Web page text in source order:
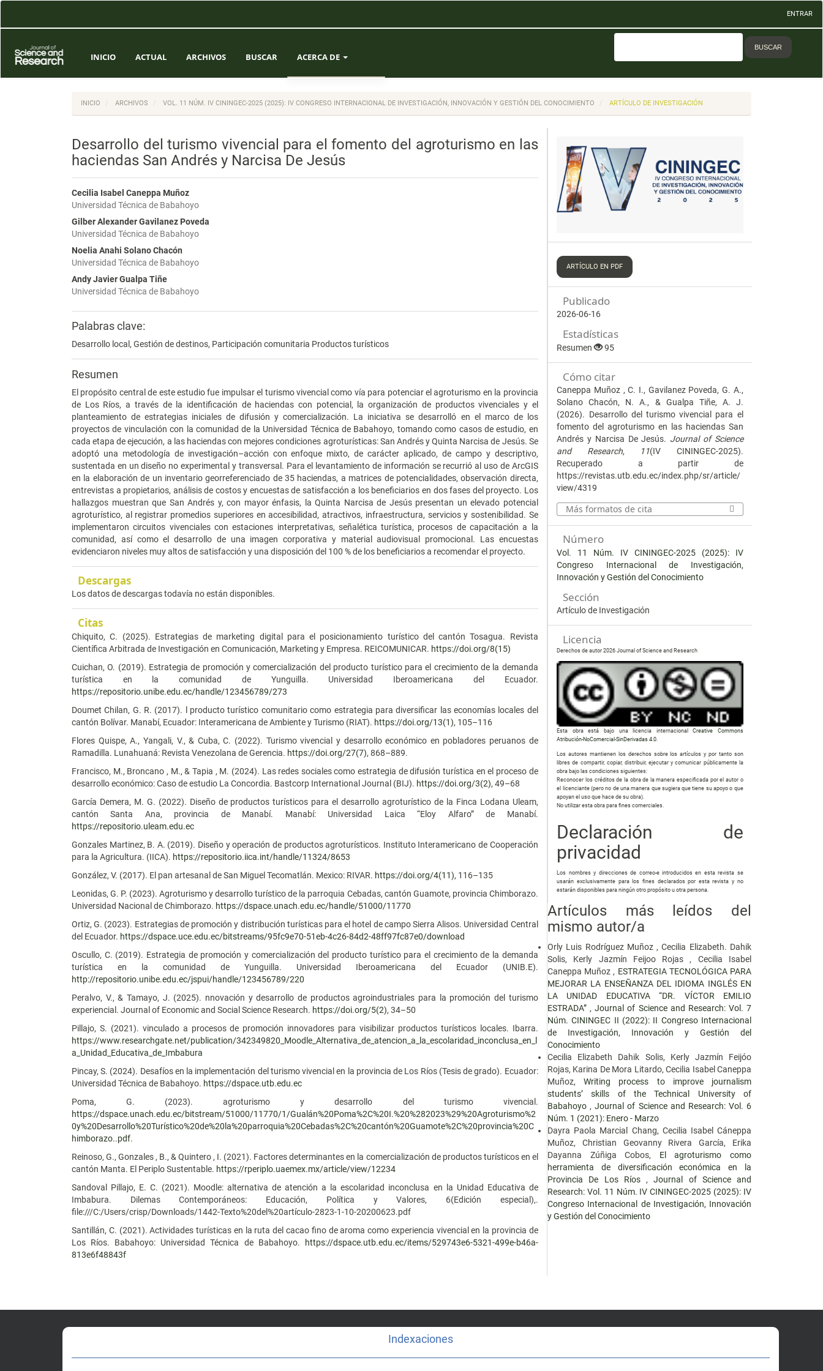
Contenido
Barra
lateral
ENTRAR
INICIO ACTUAL ARCHIVOS BUSCAR ACERCA DE
EQUIPO EDITORIAL
BUSCAR
INICIO ARCHIVOS VOL. 11 NÚM. IV CININGEC-2025 (2025): IV CONGRESO INTERNACIONAL DE INVESTIGACIÓN, INNOVACIÓN Y GESTIÓN DEL CONOCIMIENTO ARTÍCULO DE INVESTIGACIÓN
Desarrollo del turismo vivencial para el fomento del agroturismo en las
haciendas San Andrés y Narcisa De Jesús
Cecilia Isabel Caneppa Muñoz
Universidad Técnica de Babahoyo
Gilber Alexander Gavilanez Poveda
Universidad Técnica de Babahoyo
Noelia Anahi Solano Chacón
Universidad Técnica de Babahoyo
Andy Javier Gualpa Tiñe
Universidad Técnica de Babahoyo
Palabras clave:
Desarrollo local, Gestión de destinos, Participación comunitaria Productos turísticos
Resumen
El propósito central de este estudio fue impulsar el turismo vivencial como vía para potenciar el agroturismo en la provincia
de Los Ríos, a través de la identificación de haciendas con potencial, la organización de productos vivenciales y el
planteamiento de estrategias iniciales de difusión y comercialización. La iniciativa se desarrolló en el marco de los
proyectos de vinculación con la comunidad de la Universidad Técnica de Babahoyo, tomando como casos de estudio, en
cada etapa de ejecución, a las haciendas con mejores condiciones agroturísticas: San Andrés y Quinta Narcisa de Jesús. Se
adoptó una metodología de investigación–acción con enfoque mixto, de carácter aplicado, de campo y descriptivo,
sustentada en un diseño no experimental y transversal. Para el levantamiento de información se recurrió al uso de ArcGIS
en la elaboración de un inventario georreferenciado de 35 haciendas, a matrices de potencialidades, observación directa,
entrevistas a propietarios, análisis de costos y encuestas de satisfacción a los beneficiarios en dos fases del proyecto. Los
hallazgos muestran que San Andrés y, con mayor énfasis, la Quinta Narcisa de Jesús presentan un elevado potencial
agroturístico, al registrar promedios superiores en accesibilidad, atractivos, infraestructura, servicios y sostenibilidad. Se
implementaron circuitos vivenciales con estaciones interpretativas, señalética turística, procesos de capacitación a la
comunidad, así como el desarrollo de una imagen corporativa y material audiovisual promocional. Las encuestas
evidenciaron niveles muy altos de satisfacción y una disposición del 100 % de los beneficiarios a recomendar el proyecto.
Descargas
Los datos de descargas todavía no están disponibles.
Citas
Chiquito, C. (2025). Estrategias de marketing digital para el posicionamiento turístico del cantón Tosagua. Revista
Científica Arbitrada de Investigación en Comunicación, Marketing y Empresa. REICOMUNICAR. https://doi.org/8(15)
Cuichan, O. (2019). Estrategia de promoción y comercialización del producto turístico para el crecimiento de la demanda
turística en la comunidad de Yunguilla. Universidad Iberoamericana del Ecuador.
https://repositorio.unibe.edu.ec/handle/123456789/273
Doumet Chilan, G. R. (2017). l producto turístico comunitario como estrategia para diversificar las economías locales del
cantón Bolívar. Manabí, Ecuador: Interamericana de Ambiente y Turismo (RIAT). https://doi.org/13(1), 105–116
Flores Quispe, A., Yangali, V., & Cuba, C. (2022). Turismo vivencial y desarrollo económico en pobladores peruanos de
Ramadilla. Lunahuaná: Revista Venezolana de Gerencia. https://doi.org/27(7), 868–889.
Francisco, M., Broncano , M., & Tapia , M. (2024). Las redes sociales como estrategia de difusión turística en el proceso de
desarrollo económico: Caso de estudio La Concordia. Bastcorp International Journal (BIJ). https://doi.org/3(2), 49–68
García Demera, M. G. (2022). Diseño de productos turísticos para el desarrollo agroturístico de la Finca Lodana Uleam,
cantón Santa Ana, provincia de Manabí. Manabí: Universidad Laica “Eloy Alfaro” de Manabí.
https://repositorio.uleam.edu.ec
Gonzales Martinez, B. A. (2019). Diseño y operación de productos agroturísticos. Instituto Interamericano de Cooperación
para la Agricultura. (IICA). https://repositorio.iica.int/handle/11324/8653
González, V. (2017). El pan artesanal de San Miguel Tecomatlán. Mexico: RIVAR. https://doi.org/4(11), 116–135
Leonidas, G. P. (2023). Agroturismo y desarrollo turístico de la parroquia Cebadas, cantón Guamote, provincia Chimborazo.
Universidad Nacional de Chimborazo. https://dspace.unach.edu.ec/handle/51000/11770
Ortiz, G. (2023). Estrategias de promoción y distribución turísticas para el hotel de campo Sierra Alisos. Universidad Central
del Ecuador. https://dspace.uce.edu.ec/bitstreams/95fc9e70-51eb-4c26-84d2-48ff97fc87e0/download
Oscullo, C. (2019). Estrategia de promoción y comercialización del producto turístico para el crecimiento de la demanda
turística en la comunidad de Yunguilla. Universidad Iberoamericana del Ecuador (UNIB.E).
http://repositorio.unibe.edu.ec/jspui/handle/123456789/220
Peralvo, V., & Tamayo, J. (2025). nnovación y desarrollo de productos agroindustriales para la promoción del turismo
experiencial. Journal of Economic and Social Science Research. https://doi.org/5(2), 34–50
Pillajo, S. (2021). vinculado a procesos de promoción innovadores para visibilizar productos turísticos locales. Ibarra.
https://www.researchgate.net/publication/342349820_Moodle_Alternativa_de_atencion_a_la_escolaridad_inconclusa_en_l
a_Unidad_Educativa_de_Imbabura
Pincay, S. (2024). Desafíos en la implementación del turismo vivencial en la provincia de Los Ríos (Tesis de grado). Ecuador:
Universidad Técnica de Babahoyo. https://dspace.utb.edu.ec
Poma, G. (2023). agroturismo y desarrollo del turismo vivencial.
https://dspace.unach.edu.ec/bitstream/51000/11770/1/Gualán%20Poma%2C%20I.%20%282023%29%20Agroturismo%2
0y%20Desarrollo%20Turístico%20de%20la%20parroquia%20Cebadas%2C%20cantón%20Guamote%2C%20provincia%20C
himborazo..pdf.
Reinoso, G., Gonzales , B., & Quintero , I. (2021). Factores determinantes en la comercialización de productos turísticos en el
cantón Manta. El Periplo Sustentable. https://rperiplo.uaemex.mx/article/view/12234
Sandoval Pillajo, E. C. (2021). Moodle: alternativa de atención a la escolaridad inconclusa en la Unidad Educativa de
Imbabura. Dilemas Contemporáneos: Educación, Política y Valores, 6(Edición especial),.
file:///C:/Users/crisp/Downloads/1442-Texto%20del%20artículo-2823-1-10-20200623.pdf
Santillán, C. (2021). Actividades turísticas en la ruta del cacao fino de aroma como experiencia vivencial en la provincia de
Los Ríos. Babahoyo: Universidad Técnica de Babahoyo.
https://dspace.utb.edu.ec/items/529743e6-5321-499e-b46a-
813e6f48843f
ARTÍCULO EN PDF
Publicado
2026-06-16
Estadísticas
Resumen 95
Cómo citar
Caneppa Muñoz , C. I., Gavilanez Poveda, G. A.,
Solano Chacón, N. A., & Gualpa Tiñe, A. J.
(2026). Desarrollo del turismo vivencial para el
fomento del agroturismo en las haciendas San
Andrés y Narcisa De Jesús. Journal of Science
and Research, 11(IV CININGEC-2025).
Recuperado a partir de
https://revistas.utb.edu.ec/index.php/sr/article/
view/4319
Más formatos de cita
Número
Vol. 11 Núm. IV CININGEC-2025 (2025): IV
Congreso Internacional de Investigación,
Innovación y Gestión del Conocimiento
Sección
Artículo de Investigación
Licencia
Derechos de autor 2026 Journal of Science and Research
Esta obra está bajo una licencia internacionalCreative Commons
Atribución-NoComercial-SinDerivadas 4.0
Los autores mantienen los derechos sobre los artículos y por tanto son
libres de compartir, copiar, distribuir, ejecutar y comunicar públicamente la
obra bajo las condiciones siguientes:
Reconocer los créditos de la obra de la manera especificada por el autor o
el licenciante (pero no de una manera que sugiera que tiene su apoyo o que
apoyan el uso que hace de su obra).
No utilizar esta obra para fines comerciales.
Declaración de
privacidad
Los nombres y direcciones de correo-e introducidos en esta revista se
usarán exclusivamente para los fines declarados por esta revista y no
estarán disponibles para ningún otro propósito u otra persona.
Artículos más leídos del
mismo autor/a
Orly Luis Rodríguez Muñoz , Cecilia Elizabeth. Dahik
Solis, Kerly Jazmín Feijoo Rojas , Cecilia Isabel
Caneppa Muñoz , ESTRATEGIA TECNOLÓGICA PARA
MEJORAR LA ENSEÑANZA DEL IDIOMA INGLÉS EN
LA UNIDAD EDUCATIVA “DR. VÍCTOR EMILIO
ESTRADA”,Journal of Science and Research: Vol. 7
Núm. CININGEC II (2022): II Congreso Internacional
de Investigación, Innovación y Gestión del
Conocimiento
Cecilia Elizabeth Dahik Solis, Kerly Jazmín Feijóo
Rojas, Karina De Mora Litardo, Cecilia Isabel Caneppa
Muñoz,Writing process to improve journalism
students’ skills of the Technical University of
Babahoyo,Journal of Science and Research: Vol. 6
Núm. 1 (2021): Enero - Marzo
Dayra Paola Marcial Chang, Cecilia Isabel Cáneppa
Muñoz, Christian Geovanny Rivera García, Erika
Dayanna Zúñiga Cobos, El agroturismo como
herramienta de diversificación económica en la
Provincia De Los Ríos ,Journal of Science and
Research: Vol. 11 Núm. IV CININGEC-2025 (2025): IV
Congreso Internacional de Investigación, Innovación
y Gestión del Conocimiento
Indexaciones